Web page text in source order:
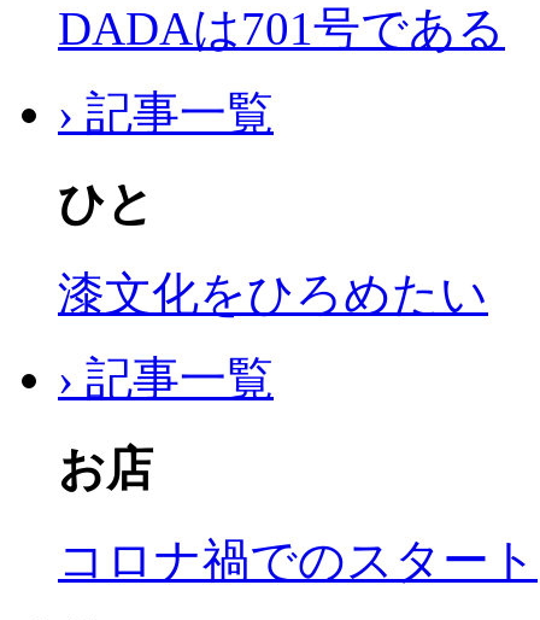
DADAは701号である
› 記事一覧
ひと
漆文化をひろめたい
› 記事一覧
お店
コロナ禍でのスタート